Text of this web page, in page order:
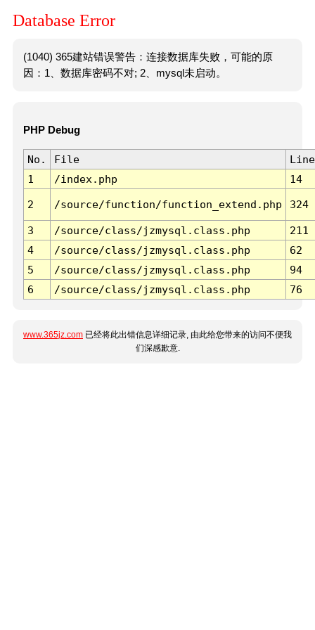
Database Error
(1040) 365建站错误警告：连接数据库失败，可能的原
因：1、数据库密码不对; 2、mysql未启动。
PHP Debug
No. File
Line
1
/index.php 14
2 /source/function/function_extend.php 324
3 /source/class/jzmysql.class.php
211
4
/source/class/jzmysql.class.php
62
5
/source/class/jzmysql.class.php
94
6
/source/class/jzmysql.class.php 76
www.365jz.com 已经将此出错信息详细记录, 由此给您带来的访问不便我
们深感歉意.